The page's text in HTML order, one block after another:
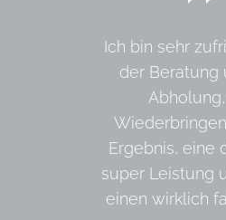
Ich bin sehr
der Beratung
Ergebnis, eine
super Leistung
einen wirklich